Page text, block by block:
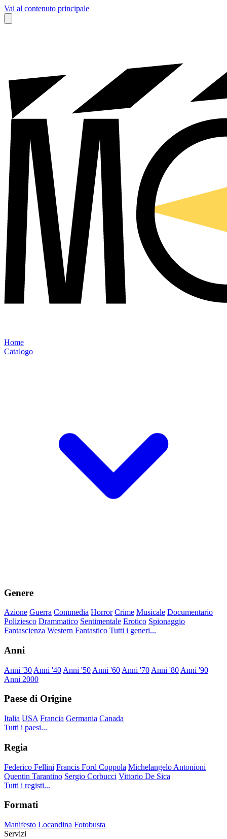
Vai al contenuto principale
Home
Catalogo
Genere
Azione Guerra Commedia Horror Crime Musicale Documentario
Poliziesco Drammatico Sentimentale Erotico Spionaggio
Fantascienza Western Fantastico Tutti i generi...
Anni
Anni '30 Anni '40 Anni '50 Anni '60 Anni '70 Anni '80 Anni '90
Anni 2000
Paese di Origine
Italia USA Francia Germania Canada
Tutti i paesi...
Regia
Federico Fellini Francis Ford Coppola Michelangelo Antonioni
Quentin Tarantino Sergio Corbucci Vittorio De Sica
Tutti i registi...
Formati
Manifesto Locandina Fotobusta
Servizi